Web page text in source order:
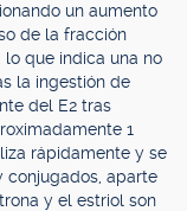
un aumento
de la fracción
que indica una no
la ingestión de
del E2 tras
1
rápidamente y se
aparte
y el estriol son